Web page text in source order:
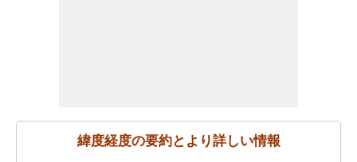
緯度経度の要約とより詳しい情報